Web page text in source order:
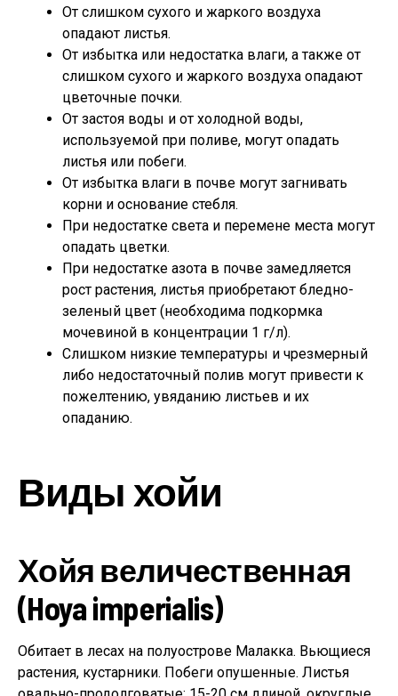
От слишком сухого и жаркого воздуха
опадают листья.
От избытка или недостатка влаги, а также от
слишком сухого и жаркого воздуха опадают
цветочные почки.
От застоя воды и от холодной воды,
используемой при поливе, могут опадать
листья или побеги.
От избытка влаги в почве могут загнивать
корни и основание стебля.
При недостатке света и перемене места могут
опадать цветки.
При недостатке азота в почве замедляется
рост растения, листья приобретают бледно-
зеленый цвет (необходима подкормка
мочевиной в концентрации 1 г/л).
Слишком низкие температуры и чрезмерный
либо недостаточный полив могут привести к
пожелтению, увяданию листьев и их
опаданию.
Виды хойи
Хойя величественная
(Hoya imperialis)
Обитает в лесах на полуострове Малакка. Вьющиеся
растения, кустарники. Побеги опушенные. Листья